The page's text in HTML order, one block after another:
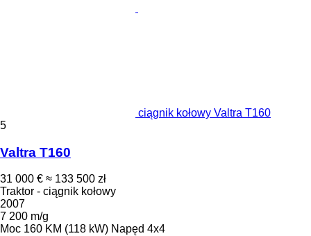
ciągnik kołowy Valtra T160
5
Valtra T160
31 000 € ≈ 133 500 zł
Traktor - ciągnik kołowy
2007
7 200 m/g
Moc 160 KM (118 kW) Napęd 4x4